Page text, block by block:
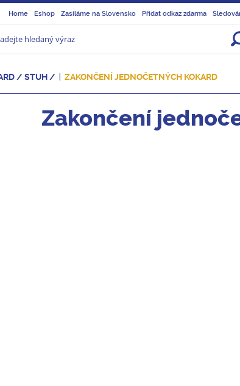
Home Eshop Zasíláme na Slovensko Přidat odkaz zdarma
/ STUH / ZAKONČENÍ JEDNOČETNÝCH KOKARD
Zakončení